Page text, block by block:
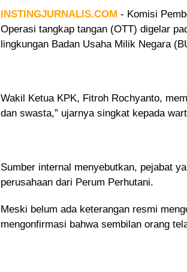
INSTINGJURNALIS.COM - Komisi
Operasi tangkap tangan (OTT) digelar
lingkungan Badan Usaha Milik Negara
Wakil Ketua KPK, Fitroh Rochyanto,
dan swasta,” ujarnya singkat kepada
Sumber internal menyebutkan, pejabat
perusahaan dari Perum Perhutani.
Meski belum ada keterangan resmi
mengonfirmasi bahwa sembilan orang